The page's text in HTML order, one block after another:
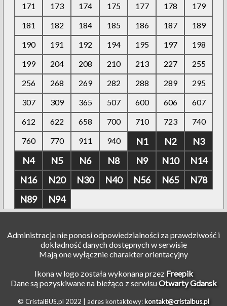
171
173 174 175 177 178
179
181
182 184 185 186 187
189
190
191 192 194 195 197
198
199
204 208 210 213 227
255
256
268 269 282 288 289
295
307
309 365 507 600 606
607
612
622 658 700 710 723
740
760
770 911 940 N1 N2
N3
N4
N5 N6 N8 N9 N10
N14
N16
N20 N30 N40 N56 N65
N78
N89
N94
Administracja nie ponosi odpowiedzialności za prawdziwość i
dokładność danych dostępnych w serwisie
Mają one wyłącznie charakter orientacyjny
Ikona w logo została wykonana przez Freepik
Dane są pozyskiwane na bieżąco z serwisuOtwarty Gdansk
© CristalBUS.pl 2022 | adres kontaktowy: kontakt@cristalbus.pl